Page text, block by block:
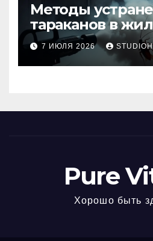
Методы
тараканов в
нежилых
7 ИЮЛЯ 2026
Pure
Хорошо быть